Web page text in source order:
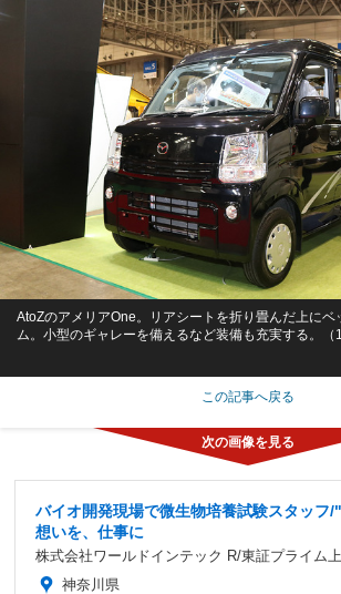
AtoZのアメリアOne。リアシートを折り畳んだ上にベ
ム。小型のギャレーを備えるなど装備も充実する。（
この記事へ戻る
バイオ開発現場で微生物培養試験スタッフ
想いを、仕事に
株式会社ワールドインテック R/東証プライム
神奈川県